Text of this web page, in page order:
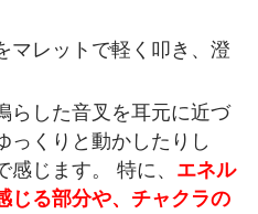
マレットで軽く叩き、澄
らした音叉を耳元に近づ
っくりと動かしたりし
じます。 特に、 エネル
じる部分や、チャクラの